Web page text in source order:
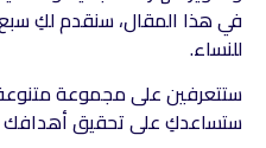
في هذا المقال، سنقدم لكِ
للنساء.
ستتعرفين على مجموعة
ستساعدكِ على تحقيق أهدافك